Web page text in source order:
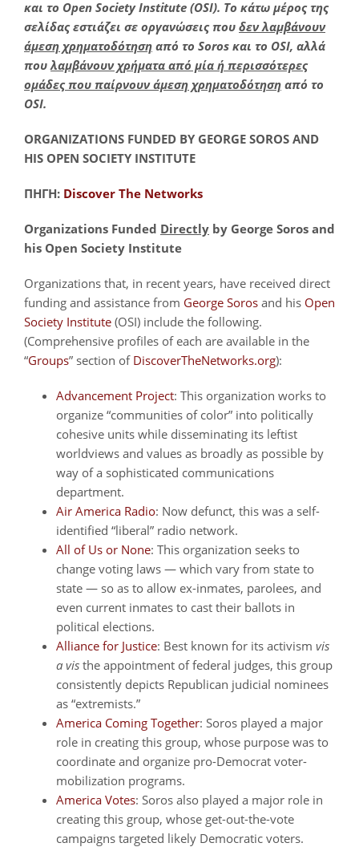
και το Open SocietyInstitute (OSI). Το κάτω μέρος της
σελίδας εστιάζει σε οργανώσεις που δεν λαμβάνουν
άμεση χρηματοδότηση από το Soros και το OSI, αλλά
που λαμβάνουν χρήματα από μία ή περισσότερες
ομάδες που παίρνουν άμεση χρηματοδότηση από το
OSI.
ORGANIZATIONS FUNDED BY GEORGE SOROS AND
HIS OPEN SOCIETY INSTITUTE
ΠΗΓΗ: Discover The Networks
Organizations Funded Directly by George Soros and
his Open Society Institute
Organizations that, in recent years, have received direct
funding and assistance from George Soros and his Open
Society Institute (OSI) include the following.
(Comprehensive profiles of each are available in the
“Groups” section of DiscoverTheNetworks.org):
Advancement Project: This organization works to
organize “communities of color” into politically
cohesive units while disseminating its leftist
worldviews and values as broadly as possible by
way of a sophisticated communications
department.
Air America Radio: Now defunct, this was a self-
identified “liberal” radio network.
All of Us or None: This organization seeks to
change voting laws — which vary from state to
state — so as to allow ex-inmates, parolees, and
even current inmates to cast their ballots in
political elections.
Alliance for Justice: Best known for its activism vis
a vis the appointment of federal judges, this group
consistently depicts Republican judicial nominees
as “extremists.”
America Coming Together: Soros played a major
role in creating this group, whose purpose was to
coordinate and organize pro-Democrat voter-
mobilization programs.
America Votes: Soros also played a major role in
creating this group, whose get-out-the-vote
campaigns targeted likely Democratic voters.